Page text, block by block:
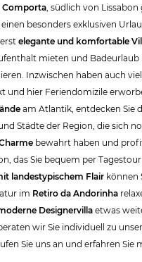
Comporta, südlich von
besonders exklusiven
elegante und komfortable
mieten und Badeurlaub
Inzwischen haben auch
und hier Feriendomizile
am Atlantik, entdecken Sie
Städte der Region, die sich
bewahrt haben und
das Sie bequem per
landestypischem Flair können
im Retiro da Andorinha
Designervilla etwas
wir Sie individuell zu
Sie uns an und erfahren Sie